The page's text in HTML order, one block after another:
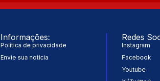
Informações:
Política de privacidade
Envie sua notícia
Redes
Instagram
Facebook
Youtube